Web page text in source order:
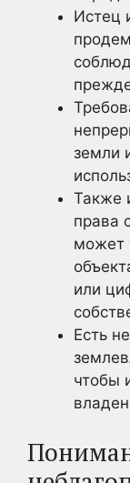
Истец
земли
Также
права
может
или
Есть
чтобы